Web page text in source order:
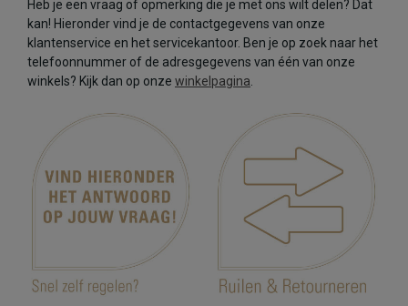
Heb je een vraag of opmerking die je met ons wilt delen? Dat
kan! Hieronder vind je de contactgegevens van onze
klantenservice en het servicekantoor. Ben je op zoek naar het
telefoonnummer of de adresgegevens van één van onze
winkels? Kijk dan op onze winkelpagina